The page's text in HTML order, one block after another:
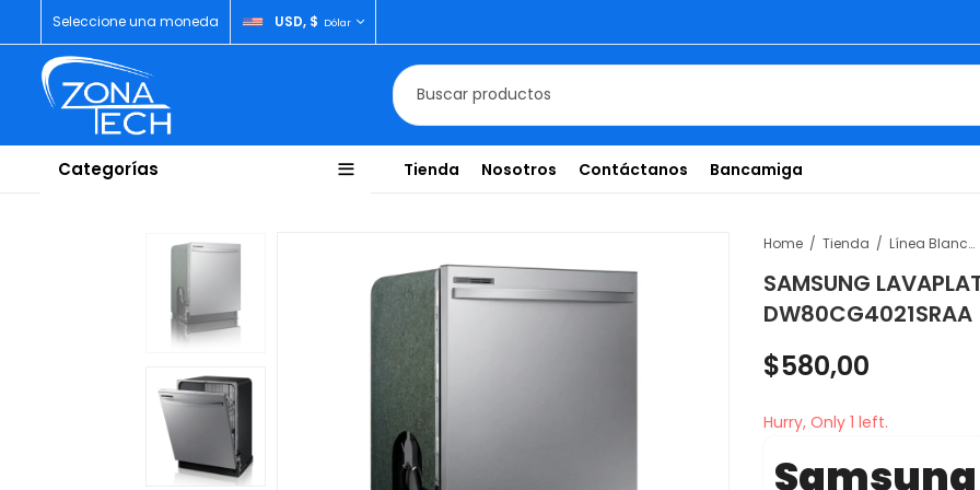
Seleccione una moneda USD, $ Dólar
Categorías Tienda Nosotros Contáctanos Bancamiga
Home Tienda Línea Blanca
SAMSUNG
DW80CG4021SRAA
$580,00
Hurry, Only 1 left.
Samsung